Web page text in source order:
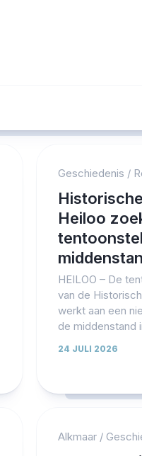
Geschiedenis /
Heiloo
HEILOO – De
van de
werkt aan een
de middenstand
24 JULI 2026
Alkmaar/
Protected by WP